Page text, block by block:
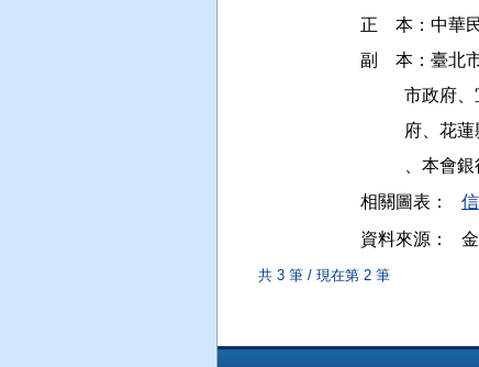
正    本：中華
副    本：臺北
市
府
相關圖表：
資料來源：
共 3 筆 / 現在第 2 筆